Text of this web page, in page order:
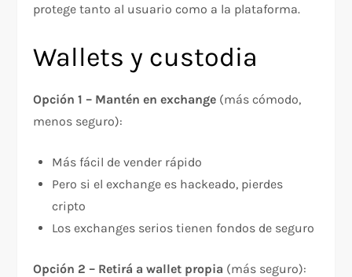
protege tanto al usuario como a la plataforma.​
Wallets y custodia
Opción 1 – Mantén en exchange (más cómodo,
menos seguro):
Más fácil de vender rápido
Pero si el exchange es hackeado, pierdes
cripto
Los exchanges serios tienen fondos de seguro
Opción 2 – Retirá a wallet propia (más seguro):